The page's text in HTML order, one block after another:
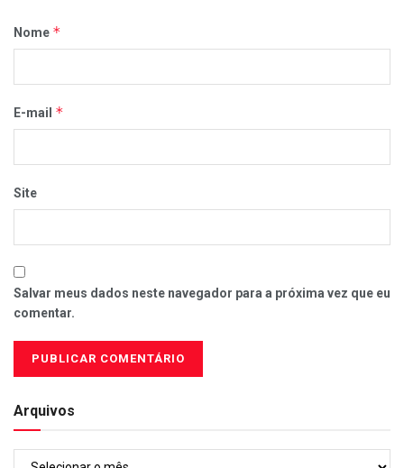
Nome *
E-mail *
Site
Salvar meus dados neste navegador para a próxima vez que eu
comentar.
Arquivos